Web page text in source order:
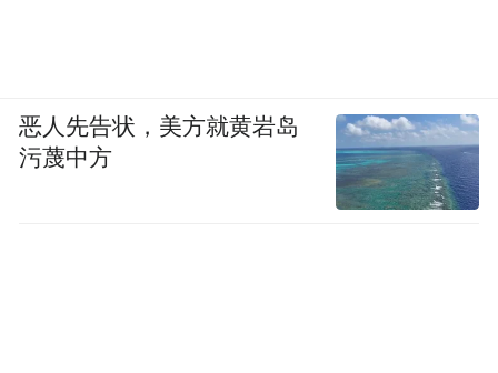
恶人先告状，美方就黄岩岛
污蔑中方